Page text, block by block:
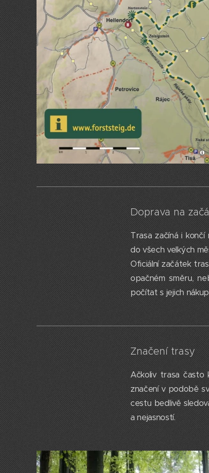
Doprava na
Trasa začíná i
do všech velkých
Oficiální začátek
opačném směru,
počítat s jejich
Značení trasy
Ačkoliv trasa často
značení v podobě
cestu bedlivě
a nejasností.